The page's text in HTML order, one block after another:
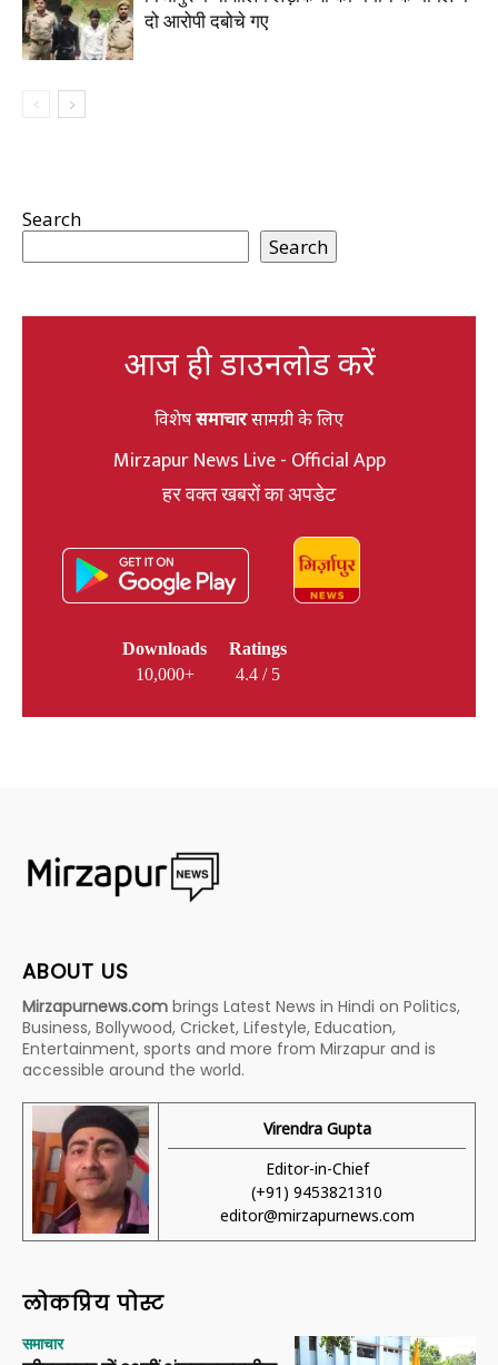
दो आरोपी दबोचे गए
Search
Search
आज ही डाउनलोड करें
विशेषसमाचारसामग्री के लिए
Mirzapur News Live - Official App
हर वक्त खबरों का अपडेट
Downloads
10,000+
Ratings
4.4 / 5
ABOUT US
Mirzapurnews.com brings Latest News in Hindi on Politics,
Business, Bollywood, Cricket, Lifestyle, Education,
Entertainment, sports and more from Mirzapur and is
accessible around the world.
Virendra Gupta
Editor-in-Chief
(+91) 9453821310
editor@mirzapurnews.com
लोकप्रिय पोस्ट
समाचार